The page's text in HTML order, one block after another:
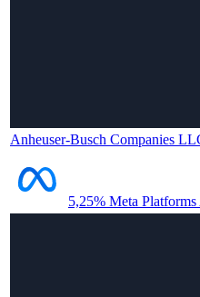
Anheuser-Busch Companies
5,25% Meta